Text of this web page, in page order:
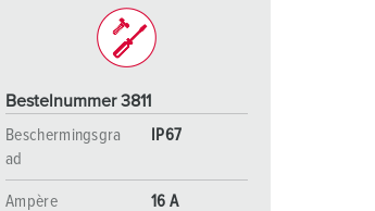
Bestelnummer 3811
Beschermingsgra
ad
IP67
Ampère 16 A